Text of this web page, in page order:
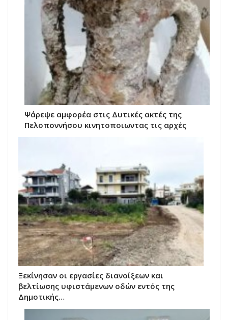
Ψάρεψε αμφορέα στις Δυτικές ακτές της
Πελοποννήσου κινητοποιωντας τις αρχές
Ξεκίνησαν οι εργασίες διανοίξεων και
βελτίωσης υφιστάμενων οδών εντός της
Δημοτικής…